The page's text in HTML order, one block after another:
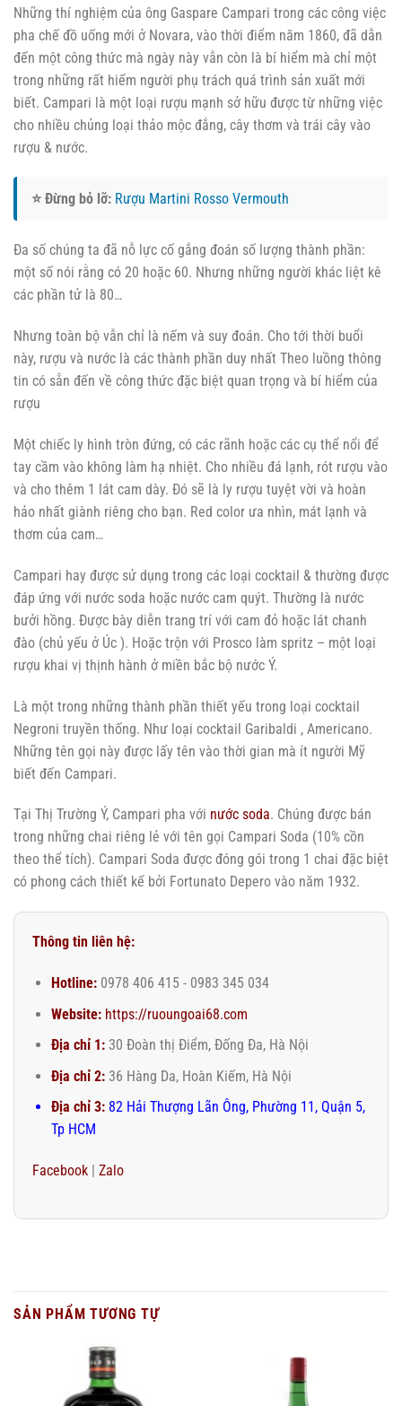
Những thí nghiệm của ông Gaspare Campari trong các công việc
pha chế đồ uống mới ở Novara, vào thời điểm năm 1860, đã dẫn
đến một công thức mà ngày này vẫn còn là bí hiểm mà chỉ một
trong những rất hiếm người phụ trách quá trình sản xuất mới
biết. Campari là một loại rượu mạnh sở hữu được từ những việc
cho nhiều chủng loại thảo mộc đắng, cây thơm và trái cây vào
rượu & nước.
⭐ Đừng bỏ lỡ: Rượu Martini Rosso Vermouth
Đa số chúng ta đã nỗ lực cố gắng đoán số lượng thành phần:
một số nói rằng có 20 hoặc 60. Nhưng những người khác liệt kê
các phần tử là 80…
Nhưng toàn bộ vẫn chỉ là nếm và suy đoán. Cho tới thời buổi
này, rượu và nước là các thành phần duy nhất Theo luồng thông
tin có sẵn đến về công thức đặc biệt quan trọng và bí hiểm của
rượu
Một chiếc ly hình tròn đứng, có các rãnh hoặc các cụ thể nổi để
tay cầm vào không làm hạ nhiệt. Cho nhiều đá lạnh, rót rượu vào
và cho thêm 1 lát cam dày. Đó sẽ là ly rượu tuyệt vời và hoàn
hảo nhất giành riêng cho bạn. Red color ưa nhìn, mát lạnh và
thơm của cam…
Campari hay được sử dụng trong các loại cocktail & thường được
đáp ứng với nước soda hoặc nước cam quýt. Thường là nước
bưởi hồng. Được bày diễn trang trí với cam đỏ hoặc lát chanh
đào (chủ yếu ở Úc ). Hoặc trộn với Prosco làm spritz – một loại
rượu khai vị thịnh hành ở miền bắc bộ nước Ý.
Là một trong những thành phần thiết yếu trong loại cocktail
Negroni truyền thống. Như loại cocktail Garibaldi , Americano.
Những tên gọi này được lấy tên vào thời gian mà ít người Mỹ
biết đến Campari.
Tại Thị Trường Ý, Campari pha với nước soda. Chúng được bán
trong những chai riêng lẻ với tên gọi Campari Soda (10% cồn
theo thể tích). Campari Soda được đóng gói trong 1 chai đặc biệt
có phong cách thiết kế bởi Fortunato Depero vào năm 1932.
Thông tin liên hệ:
Hotline:0978 406 415 - 0983 345 034
Website: https://ruoungoai68.com
Địa chỉ 1:30 Đoàn thị Điểm, Đống Đa, Hà Nội
Địa chỉ 2:36 Hàng Da, Hoàn Kiếm, Hà Nội
Địa chỉ 3:82 Hải Thượng Lãn Ông, Phường 11, Quận 5,
Tp HCM
Facebook Zalo
SẢN PHẨM TƯƠNG TỰ